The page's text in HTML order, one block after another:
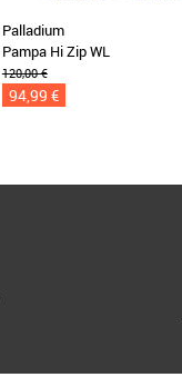
Palladium
Pampa Hi Zip WL
120,00 €
94,99 €